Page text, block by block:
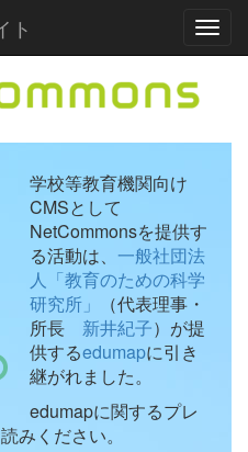
ト
学校等教育機関向け
CMSとして
NetCommonsを提供す
る活動は、 一般社団法
人「教育のための科学
研究所」
（代表理事・
所長 新井紀子）が提
供するedumapに引き
継がれました。
edumapに関するプレ
みください。